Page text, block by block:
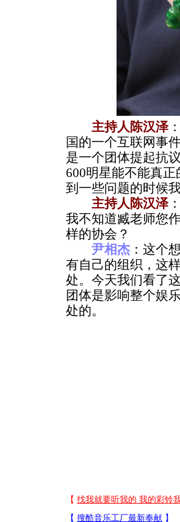
主持人陈汉泽
国的一个互联网事
是一个团体提起抗
600明星能不能真
到一些问题的时候
主持人陈汉泽
我不知道臧老师您
样的协会？
尹相杰 ：这个
有自己的组织，这
处。今天我们看了
团体是影响整个娱
处的。